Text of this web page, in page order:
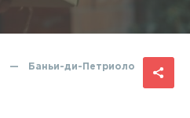
— Баньи-ди-Петриоло